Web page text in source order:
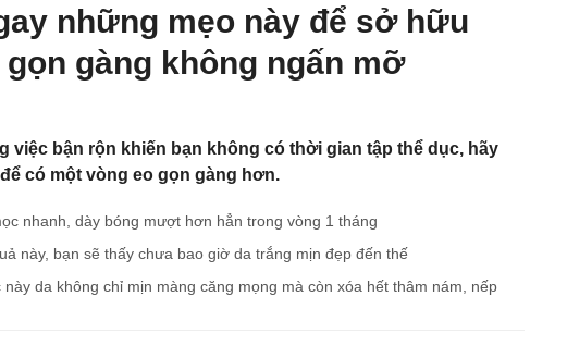
những mẹo này để sở hữu
gàng không ngấn mỡ
việc bận rộn khiến bạn không có thời gian tập thể dục, hãy
có một vòng eo gọn gàng hơn.
nhanh, dày bóng mượt hơn hẳn trong vòng 1 tháng
này, bạn sẽ thấy chưa bao giờ da trắng mịn đẹp đến thế
da không chỉ mịn màng căng mọng mà còn xóa hết thâm nám, nếp